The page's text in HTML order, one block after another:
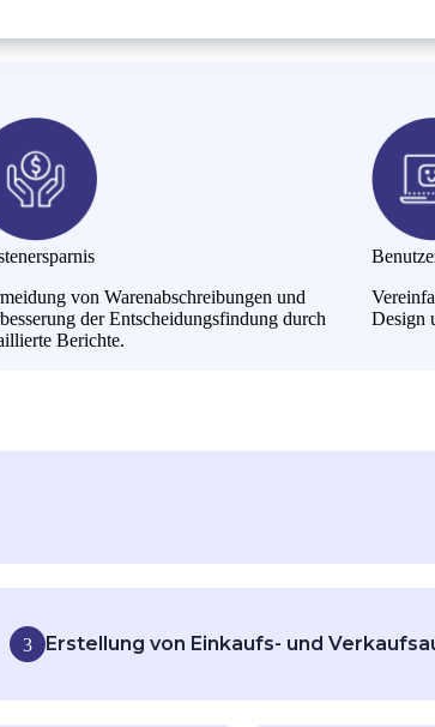
von Warenabschreibungen und
der Entscheidungsfindung durch
Berichte.
Design
3 Erstellung von Einkaufs- und